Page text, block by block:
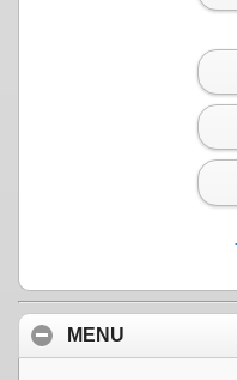
MENU